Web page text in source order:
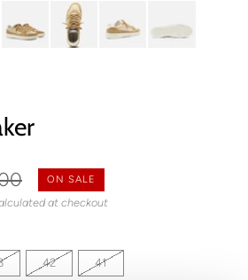
ON SALE
at checkout
42 41